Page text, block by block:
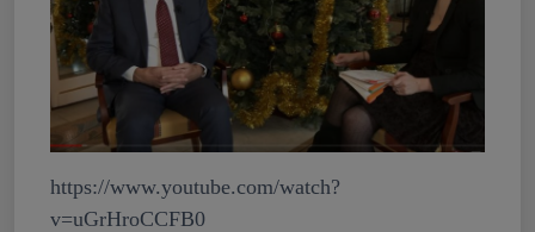
https://www.youtube.com/watch?
v=uGrHroCCFB0